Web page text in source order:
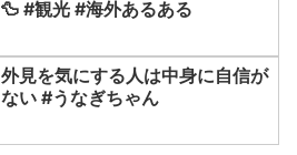
🦆 #観光 #海外あるある
外見を気にする人は中身に自信が
ない #うなぎちゃん